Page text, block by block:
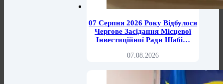
07 Серпня 2026 Року Відбулося
Чергове Засідання Місцевої
Інвестиційної Ради Шабі…
07.08.2026